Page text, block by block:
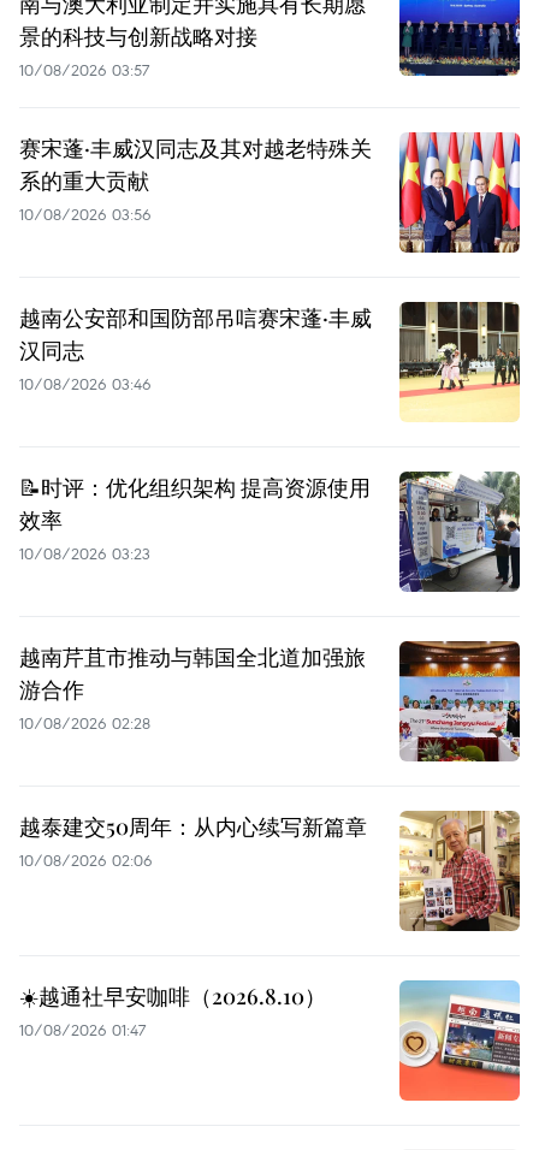
景的科技与创新战略对接
10/08/2026 03:57
赛宋蓬·丰威汉同志及其对越老特殊关
系的重大贡献
10/08/2026 03:56
越南公安部和国防部吊唁赛宋蓬·丰威
汉同志
10/08/2026 03:46
📝时评：优化组织架构 提高资源使用
效率
10/08/2026 03:23
越南芹苴市推动与韩国全北道加强旅
游合作
10/08/2026 02:28
越泰建交50周年：从内心续写新篇章
10/08/2026 02:06
☀️越通社早安咖啡（2026.8.10）
10/08/2026 01:47